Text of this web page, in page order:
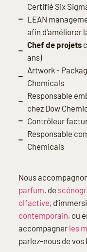
Certifié Six
LEAN
afin d'améliorer
Chef de projets
ans)
Artwork -
Chemicals
Responsable
chez Dow
Contrôleur
Responsable
Chemicals
Nous
parfum, de
olfactive,
contemporain, ou
accompagner les
parlez-nous de vos